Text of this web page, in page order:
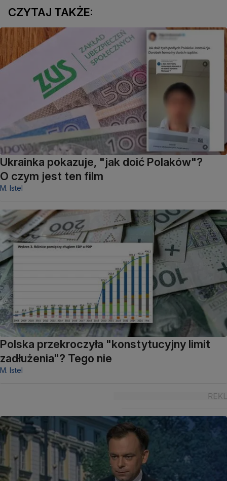
CZYTAJ TAKŻE:
Ukrainka pokazuje, "jak doić Polaków"?
O czym jest ten film
M. Istel
Polska przekroczyła "konstytucyjny limit
zadłużenia"? Tego nie
M. Istel